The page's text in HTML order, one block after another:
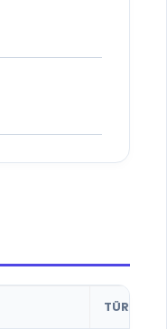
TÜR